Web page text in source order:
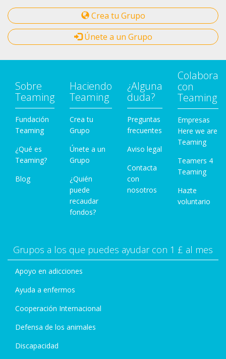
Crea tu Grupo
Únete a un Grupo
Sobre
Teaming
Fundación
Teaming
¿Qué es
Teaming?
Blog
Haciendo
Teaming
Crea tu
Grupo
Únete a un
Grupo
¿Quién
puede
recaudar
fondos?
¿Alguna
duda?
Preguntas
frecuentes
Aviso legal
Contacta
con
nosotros
Colabora
con
Teaming
Empresas
Here we are
Teaming
Teamers 4
Teaming
Hazte
voluntario
Grupos a los que puedes ayudar con 1 £ al mes
Apoyo en adicciones
Ayuda a enfermos
Cooperación Internacional
Defensa de los animales
Discapacidad